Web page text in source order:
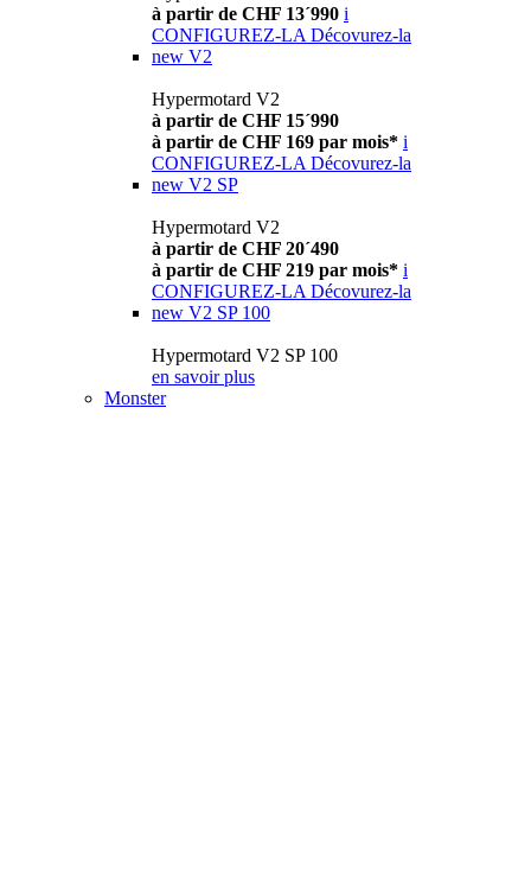
à partir de CHF 13´990 i
CONFIGUREZ-LA Décovurez-la
new V2
Hypermotard V2
à partir de CHF 15´990
à partir de CHF 169 par mois* i
CONFIGUREZ-LA Décovurez-la
new V2 SP
Hypermotard V2
à partir de CHF 20´490
à partir de CHF 219 par mois* i
CONFIGUREZ-LA Décovurez-la
new V2 SP 100
Hypermotard V2 SP 100
en savoir plus
Monster